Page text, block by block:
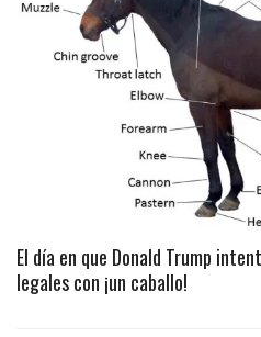
El día en que Donald Trump
legales con ¡un caballo!